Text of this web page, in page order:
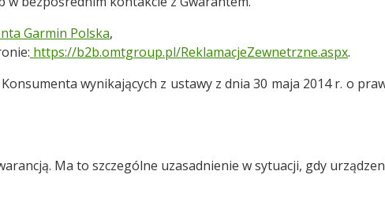
Garmin Polska,
https://b2b.omtgroup.pl/ReklamacjeZewnetrzne.aspx.
wynikających z ustawy z dnia 30 maja 2014 r. o
Ma to szczególne uzasadnienie w sytuacji, gdy